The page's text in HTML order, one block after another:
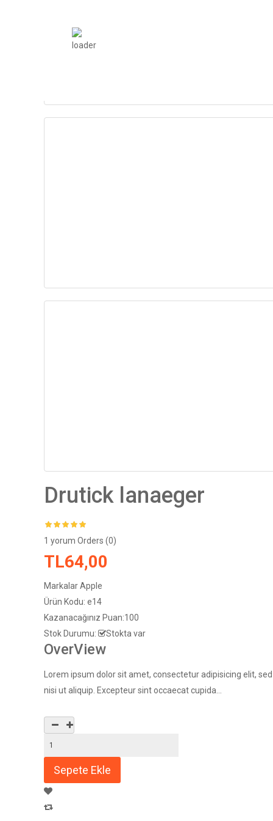
Drutick lanaeger
1 yorum Orders (0)
TL64,00
MarkalarApple
Ürün Kodu: e14
Kazanacağınız Puan:100
Stok Durumu:
Stokta var
OverView
Lorem ipsum dolor sit amet, consectetur adipisicing elit,
nisi ut aliquip. Excepteur sint occaecat cupida...